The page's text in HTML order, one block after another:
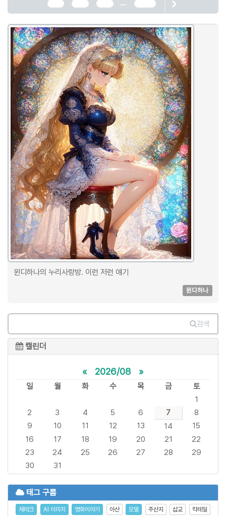
...
윈디하나의 누리사랑방. 이런 저런 얘기
윈디하나
검색
캘린더
« 2026/08 »
일 월 화 수 목 금
토
1
2
3 4 5 6 7
8
9
10 11 12 13 14
15
16
17 18 19 20 21
22
23
24 25 26 27 28
29
30
31
태그 구름
재테크 AI 이미지 영화이야기 아산 모델 주산지 삽교
칵테일